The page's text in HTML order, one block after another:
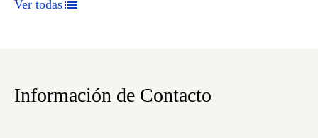
Ver todas
Información de Contacto